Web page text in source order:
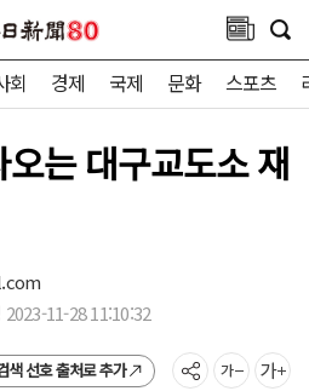
회 경제 국제 문화 스포츠
는 대구교도소 재
11-28 11:10:32
색 선호 출처로 추가